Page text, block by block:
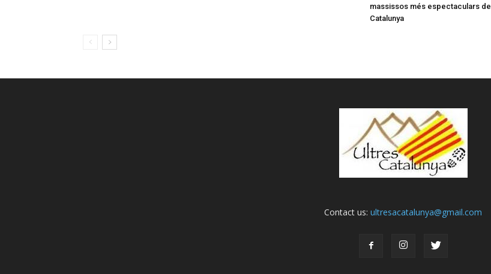
massissos més espectaculars de
Catalunya
Contact us:ultresacatalunya@gmail.com